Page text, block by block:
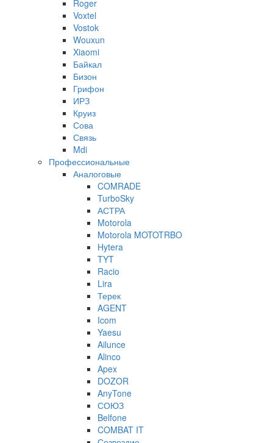
Roger
Voxtel
Vostok
Wouxun
Xiaomi
Байкал
Бизон
Грифон
ИРЗ
Круиз
Сова
Связь
Mdi
Профессиональные
Аналоговые
COMRADE
TurboSky
АСТРА
Motorola
Motorola MOTOTRBO
Hytera
TYT
Racio
Lira
Терек
AGENT
Icom
Yaesu
Ailunce
Alinco
Apex
DOZOR
AnyTone
СОЮЗ
Belfone
COMBAT IT